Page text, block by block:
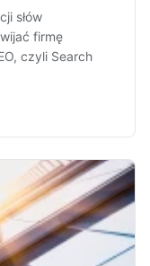
słów
firmę
czyli Search